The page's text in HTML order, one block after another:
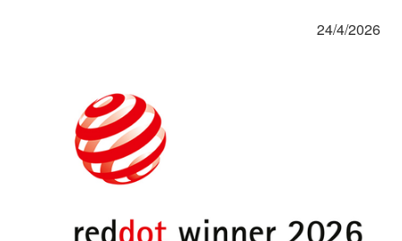
24/4/2026